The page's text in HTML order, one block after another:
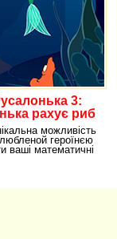
3:
рахує риб
можливість
героїнєю
ваші математичні